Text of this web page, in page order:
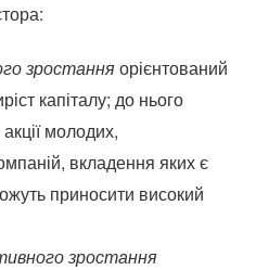
зростанняорієнтований
капіталу; до нього
молодих,
вкладення яких є
приносити високий
зростання